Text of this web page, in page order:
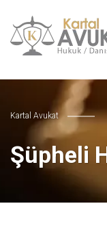
Kartal Avukat
Şüpheli